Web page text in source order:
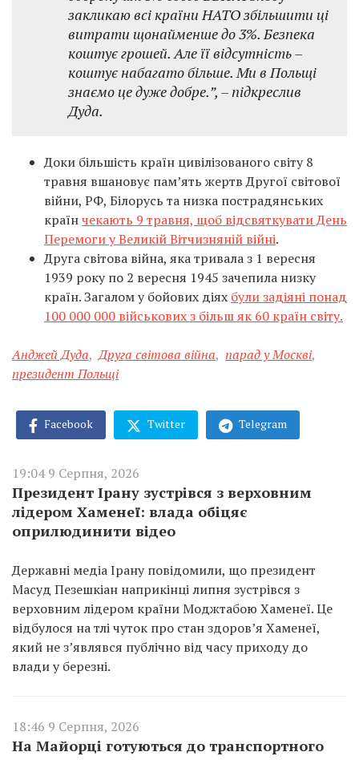
закликаю всі країни НАТО збільшити ці
витрати щонайменше до 3%. Безпека
коштує грошей. Але її відсутність –
коштує набагато більше. Ми в Польщі
знаємо це дуже добре.”, – підкреслив
Дуда.
Доки більшість країн цивілізованого світу 8
травня вшановує пам’ять жертв Другої світової
війни, РФ, Білорусь та низка пострадянських
країнчекають 9 травня, щоб відсвяткувати День
Перемоги у Великій Вітчизняній війні.
Друга світова війна, яка тривала з 1 вересня
1939 року по 2 вересня 1945 зачепила низку
країн. Загалом у бойових діях були задіяні понад
100 000 000 військових з більш як 60 країн світу.
Анджей Дуда, Друга світова війна, парад у Москві,
президент Польщі
Facebook Twitter Telegram
19:04 9 Серпня, 2026
Президент Ірану зустрівся з верховним
лідером Хаменеї: влада обіцяє
оприлюдинити відео
Державні медіа Ірану повідомили, що президент
Масуд Пезешкіан наприкінці липня зустрівся з
верховним лідером країни Моджтабою Хаменеї. Це
відбулося на тлі чуток про стан здоров’я Хаменеї,
який не з’являвся публічно від часу приходу до
влади у березні.
18:46 9 Серпня, 2026
На Майорці готуються до транспортного